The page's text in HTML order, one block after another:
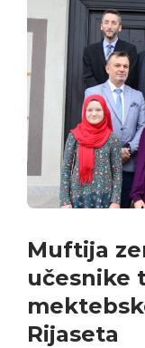
Muftija
učesnike
Rijaseta